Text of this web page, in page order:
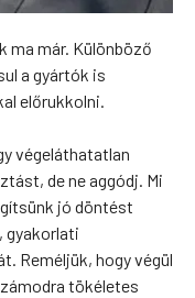
ma már. Különböző
a gyártók is
előrukkolni.
végeláthatatlan
de ne aggódj. Mi
jó döntést
gyakorlati
Reméljük, hogy végül
tökéletes